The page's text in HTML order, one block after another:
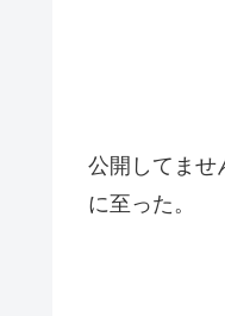
公開してませ
に至った。